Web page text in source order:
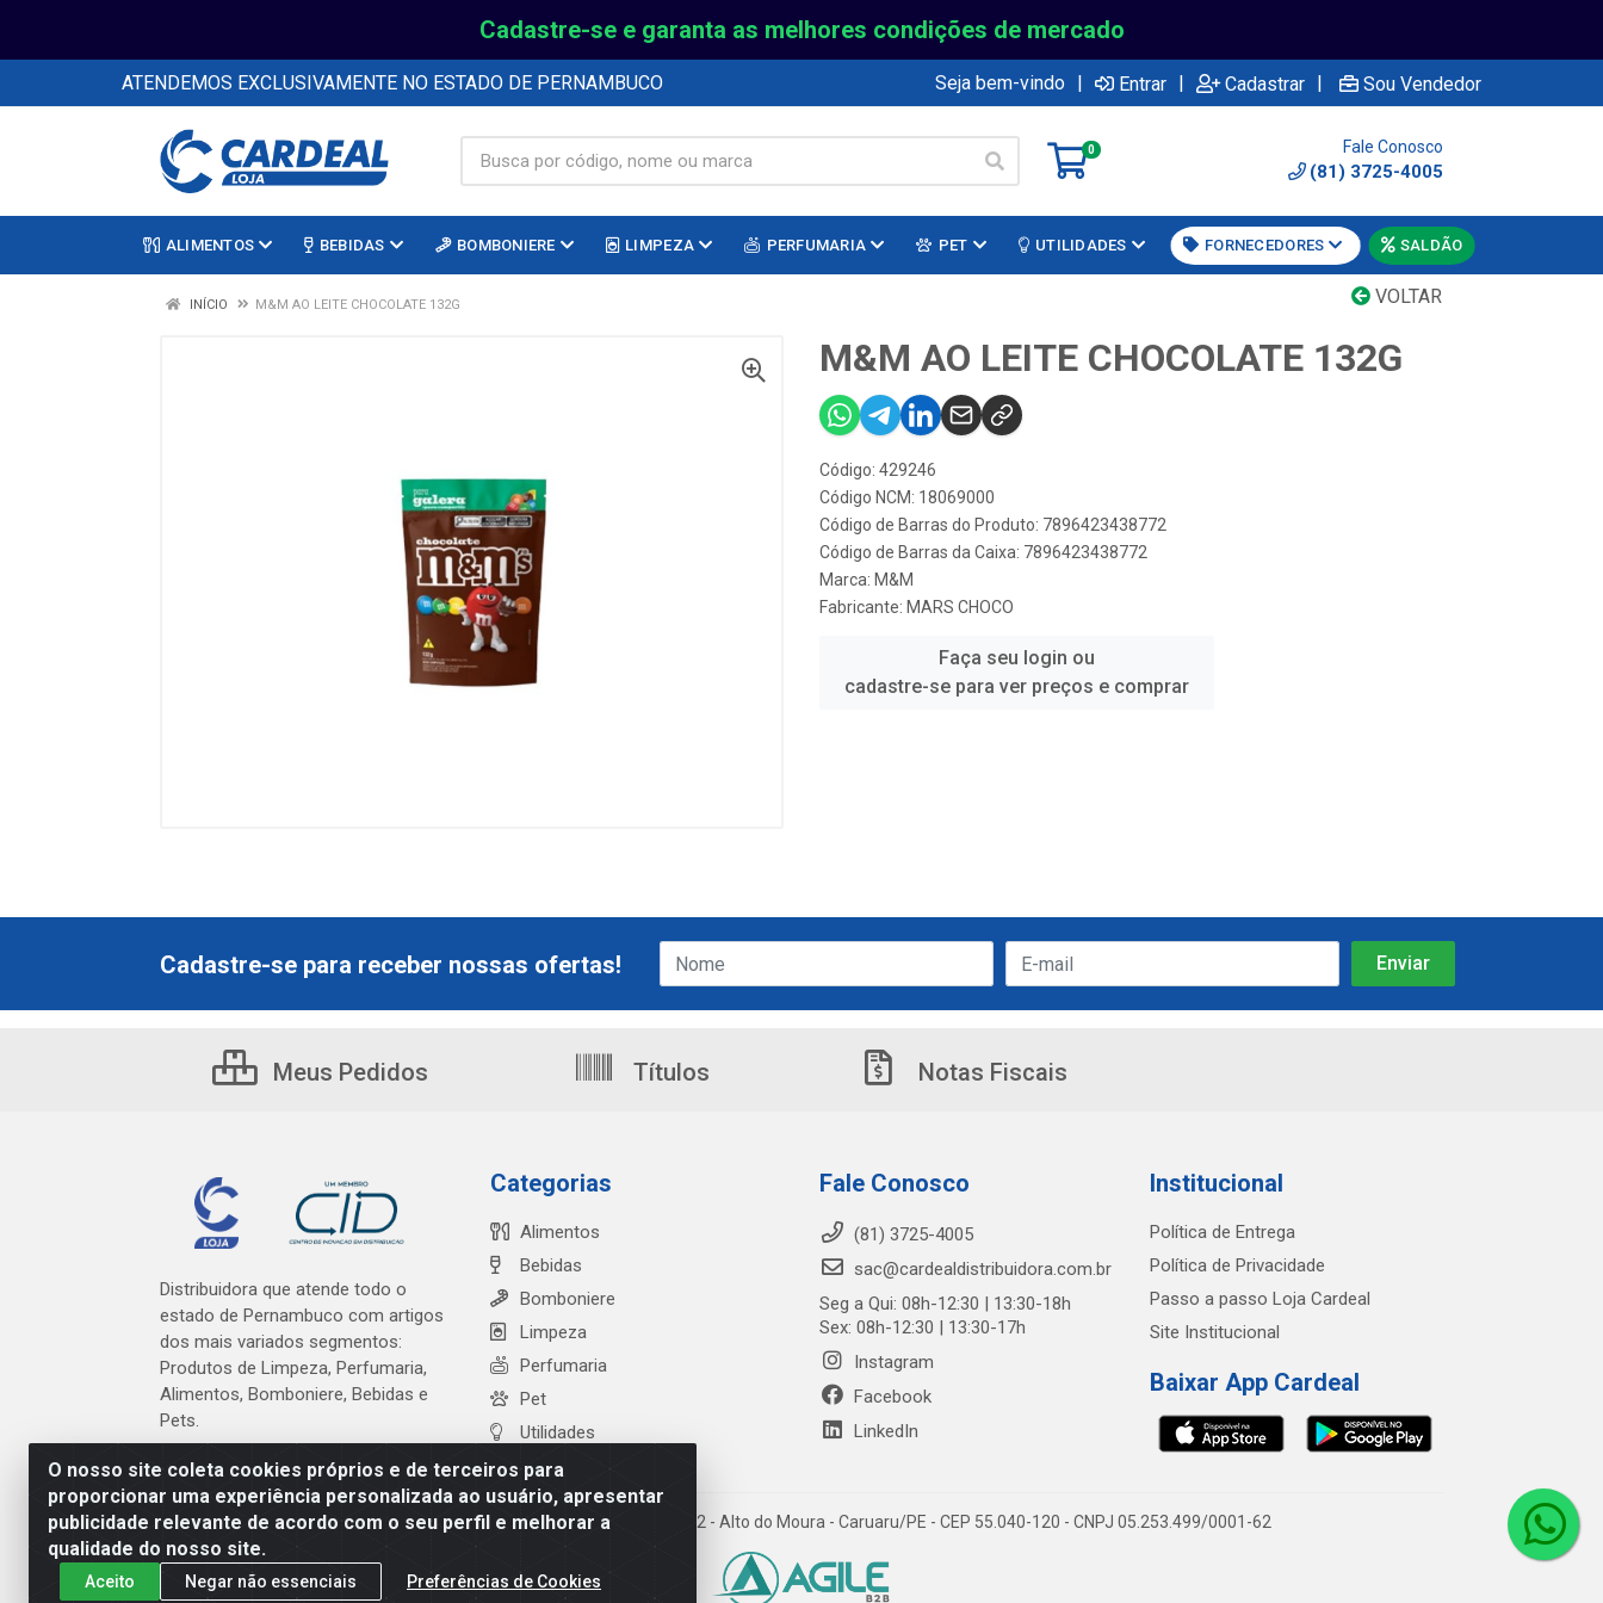
Cadastre-se e garanta as melhores condições de mercado
ATENDEMOS EXCLUSIVAMENTE NO ESTADO DE PERNAMBUCO Seja bem-vindo | Entrar | Cadastrar | Sou Vendedor
0 Fale Conosco
(81) 3725-4005
ALIMENTOS BEBIDAS BOMBONIERE LIMPEZA PERFUMARIA PET UTILIDADES FORNECEDORES SALDÃO
VOLTAR
INÍCIO M&M AO LEITE CHOCOLATE 132G
M&M AO LEITE CHOCOLATE 132G
Código: 429246
Código NCM: 18069000
Código de Barras do Produto: 7896423438772
Código de Barras da Caixa: 7896423438772
Marca: M&M
Fabricante: MARS CHOCO
Faça seu login ou
cadastre-se para ver preços e comprar
O nosso site coleta cookies próprios e de terceiros para
proporcionar uma experiência personalizada ao usuário, apresentar
publicidade relevante de acordo com o seu perfil e melhorar a
qualidade do nosso site.
Aceito Negar não essenciais Preferências de Cookies
Cadastre-se para receber nossas ofertas!
Meus Pedidos Títulos Notas Fiscais
Distribuidora que atende todo o
estado de Pernambuco com artigos
dos mais variados segmentos:
Produtos de Limpeza, Perfumaria,
Alimentos, Bomboniere, Bebidas e
Pets.
Categorias
Alimentos
Bebidas
Bomboniere
Limpeza
Perfumaria
Pet
Utilidades
Fale Conosco
(81) 3725-4005
sac@cardealdistribuidora.com.br
Seg a Qui: 08h-12:30 | 13:30-18h
Sex: 08h-12:30 | 13:30-17h
Instagram
Facebook
LinkedIn
Institucional
Política de Entrega
Política de Privacidade
Passo a passo Loja Cardeal
Site Institucional
Baixar App Cardeal
Cardeal Distribuidora - Estrada Alto do Moura, 582 - Alto do Moura - Caruaru/PE - CEP 55.040-120 - CNPJ 05.253.499/0001-62